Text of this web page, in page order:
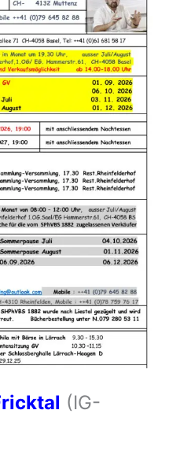
(IG-